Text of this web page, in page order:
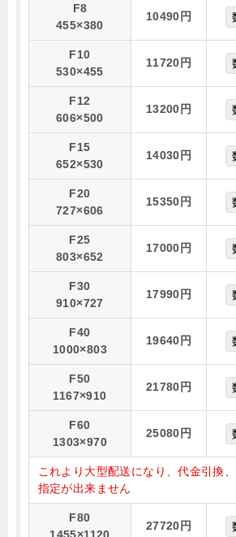
F8
455×380
10490円
F10
530×455
11720円
F12
606×500
13200円
F15
652×530
14030円
F20
727×606
15350円
F25
803×652
17000円
F30
910×727
17990円
F40
1000×803
19640円
F50
1167×910
21780円
F60
1303×970
25080円
これより大型配送になり、代金引換
指定が出来ません
F80
27720円